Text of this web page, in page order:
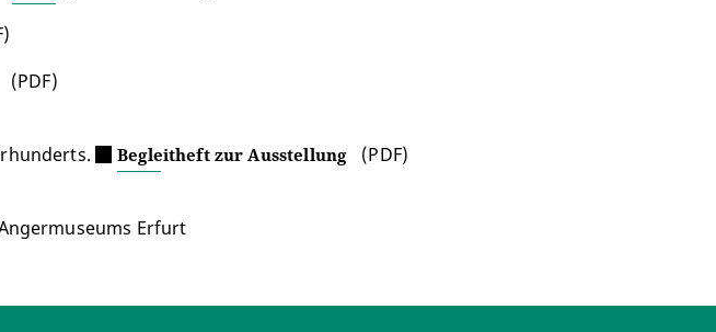
(PDF)
Begleitheft zur Ausstellung
(PDF)
Erfurt